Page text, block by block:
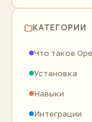
КАТЕГОРИИ
Что такое
Установка
Навыки
Интеграции